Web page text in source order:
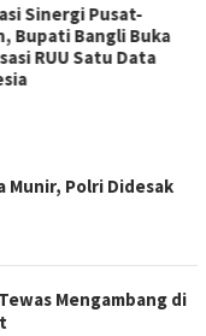
Lepas Jalan
Awali Rangkaian
HUT ke-81
RI
Munir, Polri Didesak
Mengambang di